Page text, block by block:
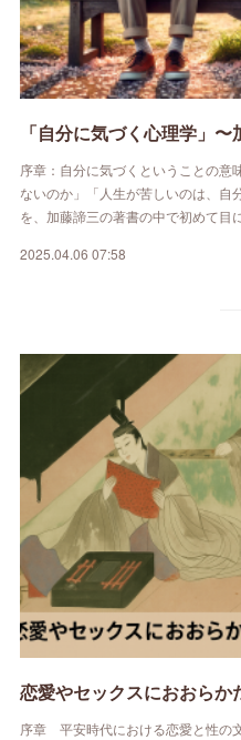
「自分に気づく心理学」
序章：自分に気づくということの
ないのか」「人生が苦しいのは、
を、加藤諦三の著書の中で初めて目
2025.04.06 07:58
恋愛やセックスにおおら
序章 平安時代における恋愛と性の